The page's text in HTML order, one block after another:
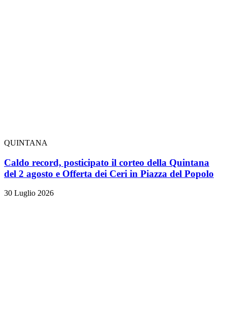
QUINTANA
Caldo record, posticipato il corteo della Quintana
del 2 agosto e Offerta dei Ceri in Piazza del Popolo
30 Luglio 2026